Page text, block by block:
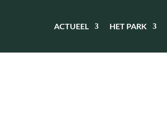
ACTUEEL HET PARK